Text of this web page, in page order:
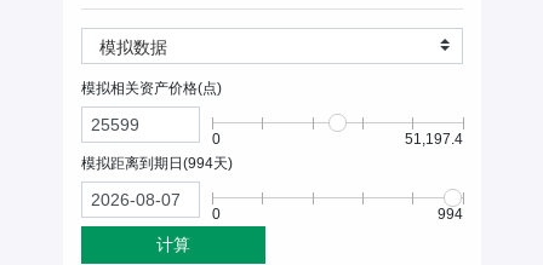
模拟数据
模拟相关资产价格(点)
0
51,197.4
模拟距离到期日(994天)
0 994
计算